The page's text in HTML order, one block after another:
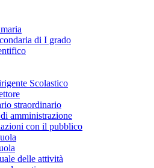
di I grado
Scolastico
straordinario
amministrazione
con il pubblico
delle attività